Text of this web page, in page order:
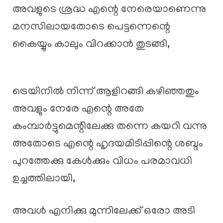
അവളുടെ ശ്രദ്ധ എന്റെ നേരെയാണെന്നു
മനസിലായതോടെ പെട്ടന്നെന്റെ
കൈയ്യും കാലും വിറക്കാൻ തുടങ്ങി,
ട്രെയിനിൽ നിന്ന് ആളിറങ്ങി കഴിഞ്ഞതും
അവളും നേരേ എന്റെ അതേ
കംമ്പാർട്ടുമെന്റിലേക്കു തന്നെ കയറി വന്നു
അതോടെ എന്റെ ഹൃദയമിടിപ്പിന്റെ ശബ്ദം
പുറത്തേക്കു കേൾക്കും വിധം പരമാവധി
ഉച്ചത്തിലായി,
അവൾ എനിക്കു മുന്നിലേക്ക് ഒരോ അടി